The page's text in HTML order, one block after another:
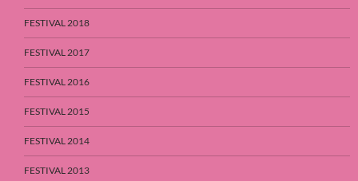
FESTIVAL 2018
FESTIVAL 2017
FESTIVAL 2016
FESTIVAL 2015
FESTIVAL 2014
FESTIVAL 2013